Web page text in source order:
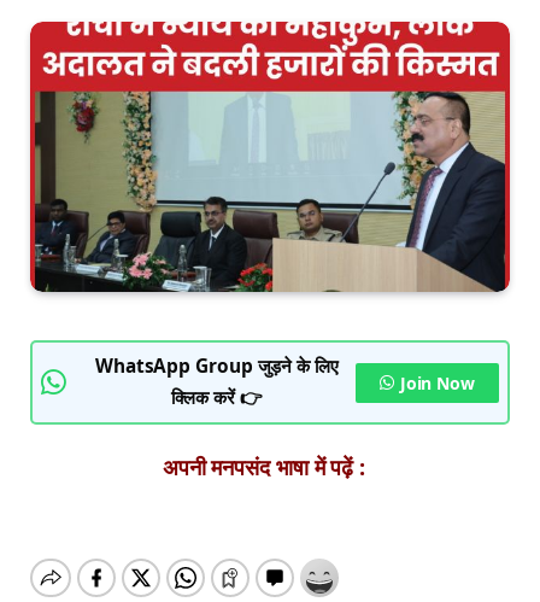
WhatsApp Group जुड़ने के लिए
क्लिक करें 👉
Join Now
अपनी मनपसंद भाषा में पढ़ें :